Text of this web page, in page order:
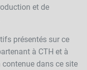
et de
présentés sur ce
à CTH et à
dans ce site